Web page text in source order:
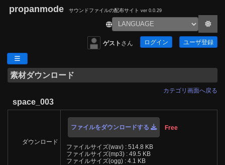
propanmode サウンドファイルの配布サイト ver 0.0.29
ゲスト さん ログイン ユーザ登録
素材ダウンロード
カテゴリ画面へ戻る
space_003
ダウンロード
ファイルをダウンロードする Free
ファイルサイズ(wav) : 514.8 KB
ファイルサイズ(mp3) : 49.5 KB
ファイルサイズ(ogg) : 4.1 KB